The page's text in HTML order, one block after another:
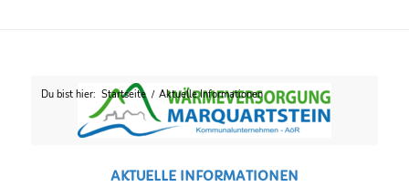
Du bist hier: Startseite / Aktuelle Informationen
AKTUELLE INFORMATIONEN